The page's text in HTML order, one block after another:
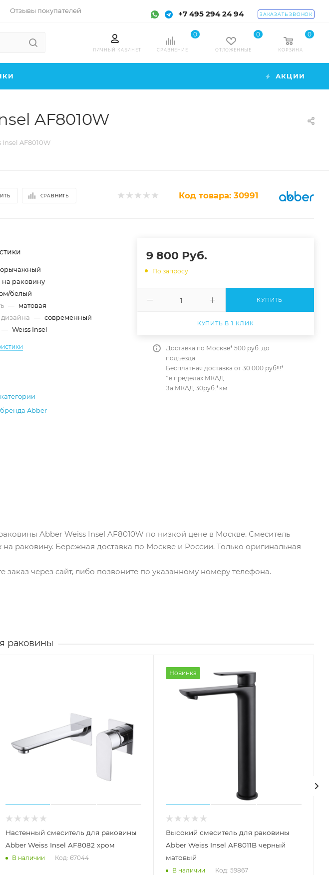
Отзывы покупателей +7 495 294 24 94 ЗАКАЗАТЬ ЗВОНОК
ЛИЧНЫЙ КАБИНЕТ СРАВНЕНИЕ
0
ОТЛОЖЕННЫЕ
0
КОРЗИНА
0
АКЦИИ
AF8010W
AF8010W
СРАВНИТЬ Код товара: 30991
на раковину
белый
— матовая
дизайна — современный
— Weiss Insel
Abber
9 800 Руб.
По запросу
КУПИТЬ
КУПИТЬ В 1 КЛИК
Доставка по Москве* 500 руб. до
подъезда
Бесплатная доставка от 30.000 руб!!!*
*в пределах МКАД
За МКАД 30руб.*км
Abber Weiss Insel AF8010W по низкой цене в Москве. Смеситель
раковину. Бережная доставка по Москве и России. Только оригинальная
заказ через сайт, либо позвоните по указанному номеру телефона.
раковины
Настенный смеситель для раковины
Abber Weiss Insel AF8082 хром
В наличии Код: 67044
Новинка
Высокий смеситель для раковины
Abber Weiss Insel AF8011B черный
матовый
В наличии Код: 59867